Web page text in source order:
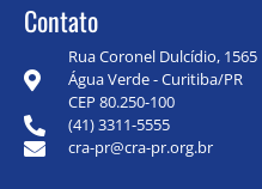
Contato
Rua Coronel Dulcídio, 1565
Água Verde - Curitiba/PR
CEP 80.250-100
(41) 3311-5555
cra-pr@cra-pr.org.br